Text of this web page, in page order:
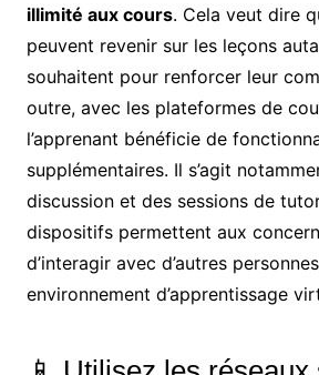
illimité aux cours. Cela veut dire
peuvent revenir sur les leçons
souhaitent pour renforcer leur
outre, avec les plateformes de
l’apprenant bénéficie de
supplémentaires. Il s’agit
discussion et des sessions de
dispositifs permettent aux
d’interagir avec d’autres
environnement d’apprentissage